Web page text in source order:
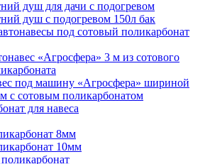
душ для дачи с подогревом
душ с подогревом 150л бак
под сотовый поликарбонат
«Агросфера» 3 м из сотового
под машину «Агросфера» шириной
с сотовым поликарбонатом
для навеса
8мм
10мм